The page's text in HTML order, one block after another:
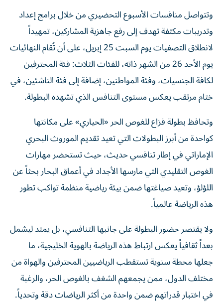
وتتواصل منافسات الأسبوع التحضيري من خلال برامج إعداد
وتدريبات مكثفة تهدف إلى رفع جاهزية المشاركين، تمهيداً
لانطلاق التصفيات يوم السبت 25 إبريل، على أن تُقام النهائيات
يوم الأحد 26 من الشهر ذاته، للفئات الثلاث: فئة المحترفين
لكافة الجنسيات، وفئة المواطنين، إضافة إلى فئة الناشئين، في
ختام مرتقب يعكس مستوى التنافس الذي تشهده البطولة.
وتحافظ بطولة فزاع للغوص الحر «الحياري» على مكانتها
كواحدة من أبرز البطولات التي تعيد تقديم الموروث البحري
الإماراتي في إطار تنافسي حديث، حيث تستحضر مهارات
الغوص التقليدي التي مارسها الأجداد في أعماق البحار بحثاً عن
اللؤلؤ، وتعيد صياغتها ضمن بيئة رياضية منظمة تواكب تطور
هذه الرياضة عالمياً.
ولا يقتصر حضور البطولة على جانبها التنافسي، بل يمتد ليشمل
بعداً ثقافياً يعكس ارتباط هذه الرياضة بالهوية الخليجية، ما
جعلها محطة سنوية تستقطب الرياضيين المحترفين والهواة من
مختلف الدول، ممن يجمعهم الشغف بالغوص الحر، والرغبة
في اختبار قدراتهم ضمن واحدة من أكثر الرياضات دقة وتحدياً.